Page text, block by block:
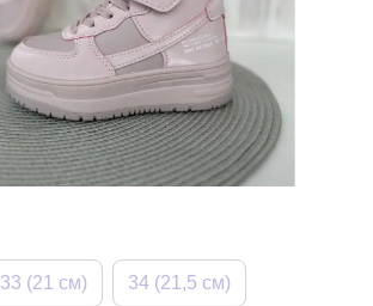
33 (21 см) 34 (21,5 см)